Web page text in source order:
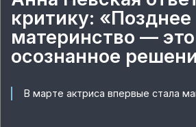
критику: «Позднее
материнство —
осознанное
В марте актриса впервые стала